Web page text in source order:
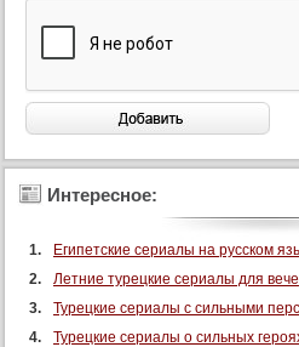
Интересное:
Египетские сериалы на русском
Летние турецкие сериалы для
Турецкие сериалы с сильными
Турецкие сериалы о сильных